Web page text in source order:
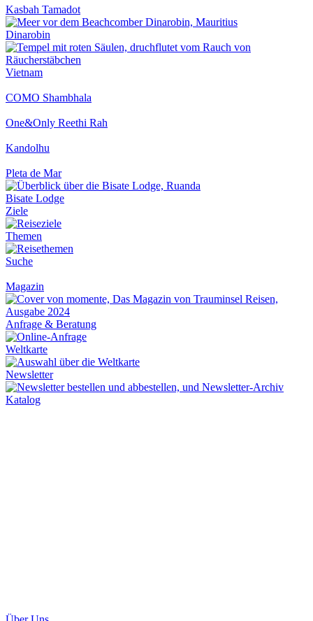
Kasbah Tamadot
Dinarobin
Vietnam
COMO Shambhala
One&Only Reethi Rah
Kandolhu
Pleta de Mar
Bisate Lodge
Ziele
Themen
Suche
Magazin
Anfrage & Beratung
Weltkarte
Newsletter
Katalog